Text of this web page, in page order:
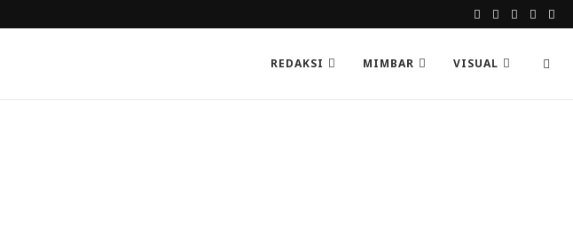
REDAKSI MIMBAR VISUAL